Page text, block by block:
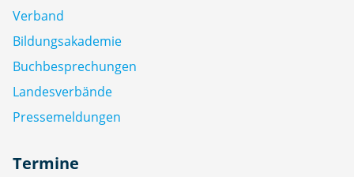
Verband
Bildungsakademie
Buchbesprechungen
Landesverbände
Pressemeldungen
Termine